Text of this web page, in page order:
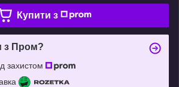
Купити з
з Пром?
захистом